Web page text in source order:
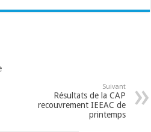
Suivant
Résultats de la CAP
recouvrement IEEAC de
printemps